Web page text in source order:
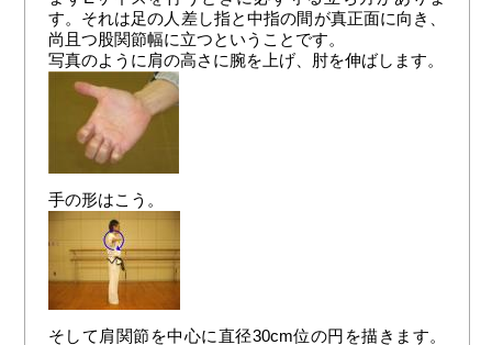
す。それは足の人差し指と中指の間が真正面に向き、
尚且つ股関節幅に立つということです。
写真のように肩の高さに腕を上げ、肘を伸ばします。
手の形はこう。
そして肩関節を中心に直径30cm位の円を描きます。